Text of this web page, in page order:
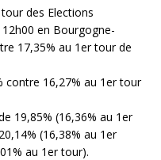
des Elections
en Bourgogne-
17,35% au 1er tour de
contre 16,27% au 1er tour
19,85% (16,36% au 1er
(16,38% au 1er
au 1er tour).